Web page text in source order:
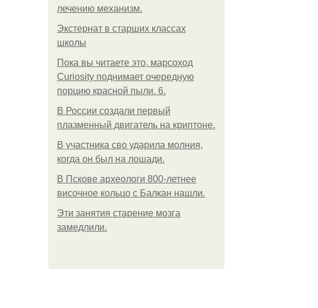
лечению механизм.
Экстернат в старших классах
школы
Пока вы читаете это, марсоход
Curiosity поднимает очередную
порцию красной пыли. 6.
В России создали первый
плазменный двигатель на криптоне.
В участника сво ударила молния,
когда он был на лошади.
В Пскове археологи 800-летнее
височное кольцо с Балкан нашли.
Эти занятия старение мозга
замедлили.